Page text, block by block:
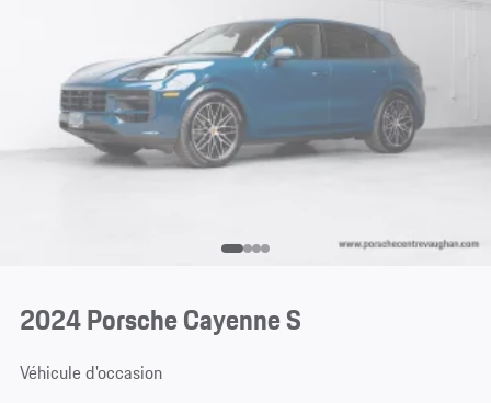
2024 Porsche Cayenne S
Véhicule d'occasion